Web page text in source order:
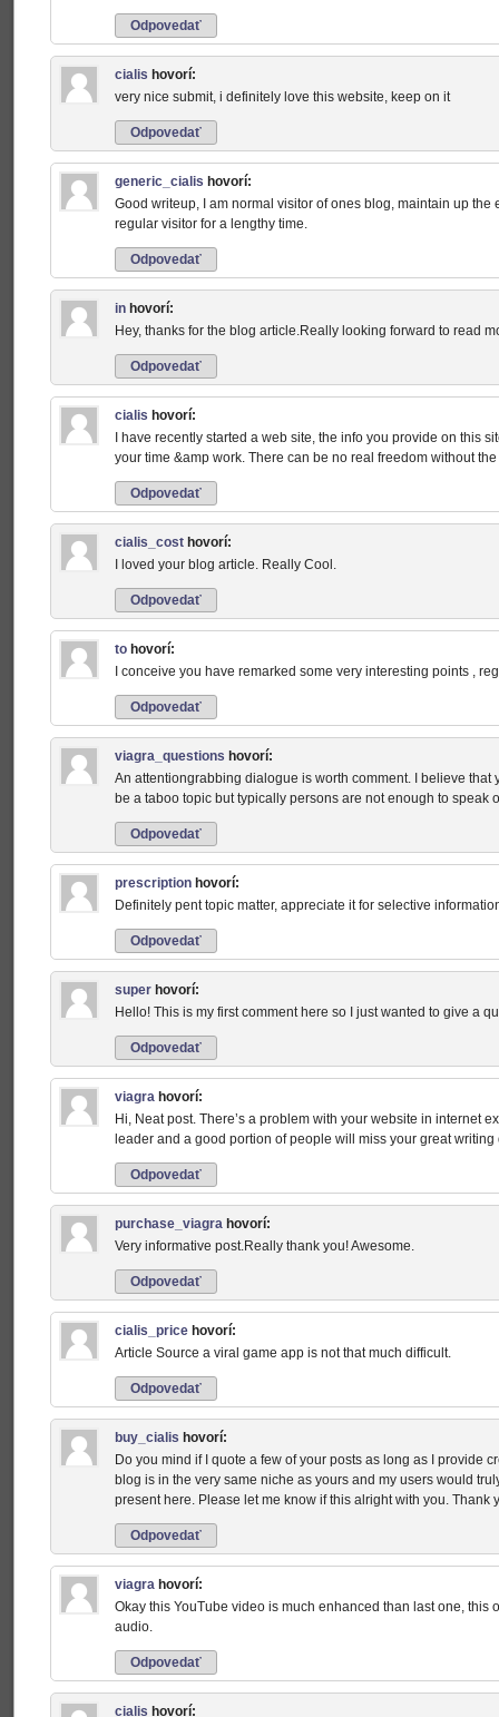
Odpovedať
cialis hovorí:
very nice submit, i definitely love this website, keep on it
Odpovedať
generic_cialis hovorí:
Good writeup, I am normal visitor of ones blog, maintain up the
regular visitor for a lengthy time.
Odpovedať
in hovorí:
Hey, thanks for the blog article.Really looking forward to read
Odpovedať
cialis hovorí:
I have recently started a web site, the info you provide on this
your time &amp work. There can be no real freedom without
Odpovedať
cialis_cost hovorí:
I loved your blog article. Really Cool.
Odpovedať
to hovorí:
I conceive you have remarked some very interesting points ,
Odpovedať
viagra_questions hovorí:
An attentiongrabbing dialogue is worth comment. I believe that
be a taboo topic but typically persons are not enough to speak
Odpovedať
prescription hovorí:
Definitely pent topic matter, appreciate it for selective
Odpovedať
super hovorí:
Hello! This is my first comment here so I just wanted to give a
Odpovedať
viagra hovorí:
Hi, Neat post. There’s a problem with your website in internet
leader and a good portion of people will miss your great
Odpovedať
purchase_viagra hovorí:
Very informative post.Really thank you! Awesome.
Odpovedať
cialis_price hovorí:
Article Source a viral game app is not that much difficult.
Odpovedať
buy_cialis hovorí:
Do you mind if I quote a few of your posts as long as I provide
blog is in the very same niche as yours and my users would
present here. Please let me know if this alright with you. Thank
Odpovedať
viagra hovorí:
Okay this YouTube video is much enhanced than last one, this
audio.
Odpovedať
cialis hovorí: